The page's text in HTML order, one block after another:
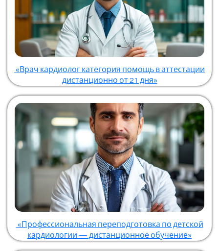
«Врач кардиолог категория помощь в аттестации
дистанционно от 21 дня»
«Профессиональная переподготовка по детской
кардиологии — дистанционное обучение»